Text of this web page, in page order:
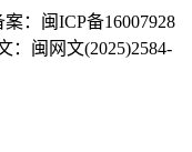
案：闽ICP备16007928
：闽网文(2025)2584-